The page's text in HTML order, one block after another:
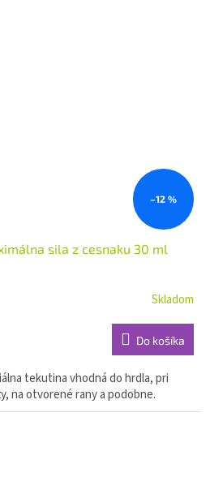
–12 %
sila z cesnaku 30 ml
Skladom
Do košíka
tekutina vhodná do hrdla, pri
na otvorené rany a podobne.